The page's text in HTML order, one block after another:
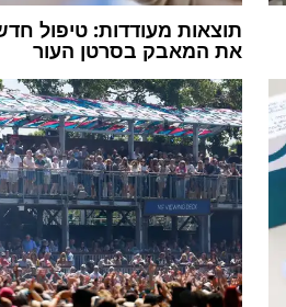
תוצאות מעודדות: טיפול
את המאבק בסרטן העור